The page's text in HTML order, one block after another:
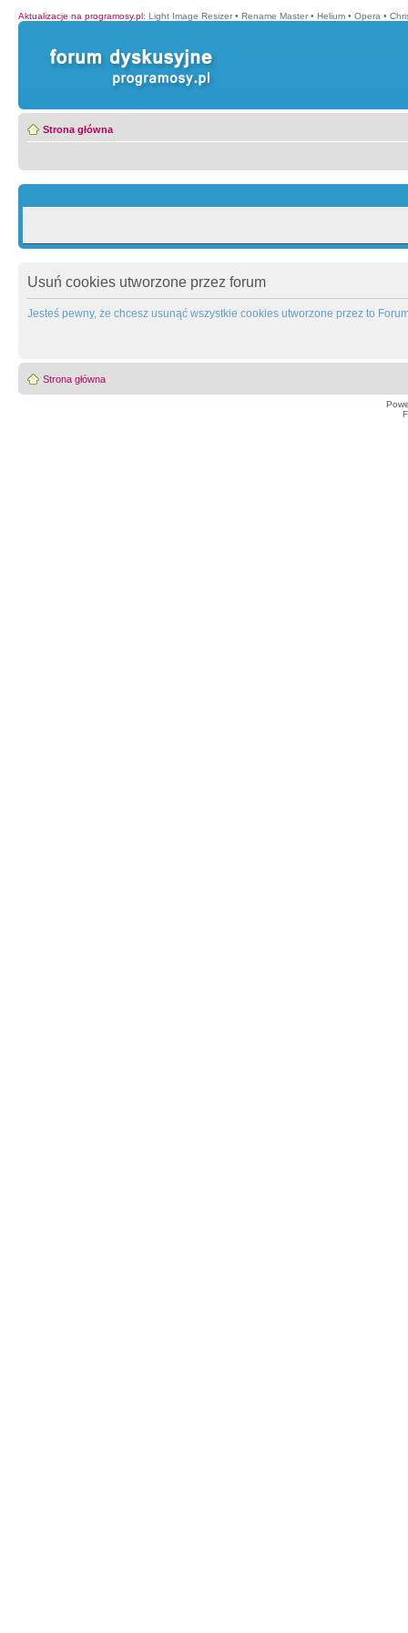
Aktualizacje na programosy.pl: Light Image Resizer • Rename Master • Helium • Opera •
Strona główna
Usuń cookies utworzone przez forum
Jesteś pewny, że chcesz usunąć wszystkie cookies utworzone przez to
Strona główna